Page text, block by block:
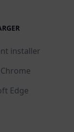
installer
Edge